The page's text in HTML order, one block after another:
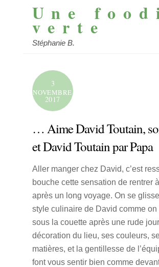
Une
verte
Stéphanie B.
3
NOVEMBRE
2017
… Aime David Toutain,
et David Toutain par Papa
Aller manger chez David, c’est
bouche cette sensation de rentrer
après un long voyage. On se
style culinaire de David comme
sous la couette après une rude
décoration du lieu, ses couleurs,
matières, et la gentillesse de
font vous sentir bien comme